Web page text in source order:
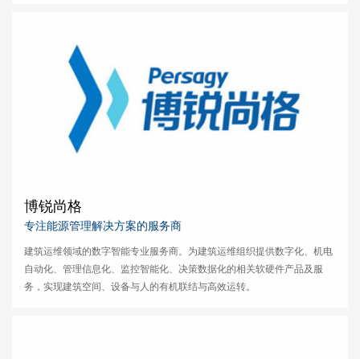
博锐尚格
专注能源管理解决方案的服务商
建筑运维领域的数字智能专业服务商。为建筑运维组织提供数字化、机电
自动化、管理信息化、监控智能化、决策数据化的相关软硬件产品及服
务，实现建筑空间、设备与人的有机联结与高效运转。